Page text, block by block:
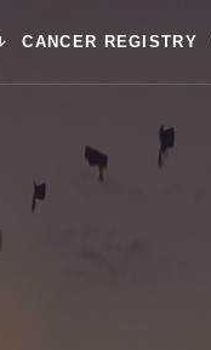
CANCER REGISTRY